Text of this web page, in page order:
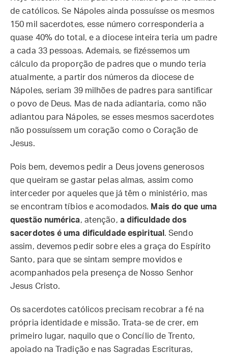
de católicos. Se Nápoles ainda possuísse os mesmos
150 mil sacerdotes, esse número corresponderia a
quase 40% do total, e a diocese inteira teria um padre
a cada 33 pessoas. Ademais, se fizéssemos um
cálculo da proporção de padres que o mundo teria
atualmente, a partir dos números da diocese de
Nápoles, seriam 39 milhões de padres para santificar
o povo de Deus. Mas de nada adiantaria, como não
adiantou para Nápoles, se esses mesmos sacerdotes
não possuíssem um coração como o Coração de
Jesus.
Pois bem, devemos pedir a Deus jovens generosos
que queiram se gastar pelas almas, assim como
interceder por aqueles que já têm o ministério, mas
se encontram tíbios e acomodados. Mais do que uma
questão numérica, atenção, a dificuldade dos
sacerdotes é uma dificuldade espiritual . Sendo
assim, devemos pedir sobre eles a graça do Espírito
Santo, para que se sintam sempre movidos e
acompanhados pela presença de Nosso Senhor
Jesus Cristo.
Os sacerdotes católicos precisam recobrar a fé na
própria identidade e missão. Trata-se de crer, em
primeiro lugar, naquilo que o Concílio de Trento,
apoiado na Tradição e nas Sagradas Escrituras,